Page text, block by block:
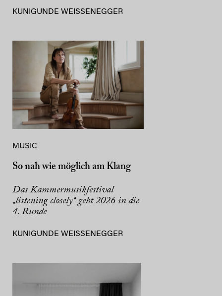
KUNIGUNDE WEISSENEGGER
MUSIC
So nah wie möglich am Klang
Das Kammermusikfestival
„listening closely“ geht 2026 in die
4. Runde
KUNIGUNDE WEISSENEGGER